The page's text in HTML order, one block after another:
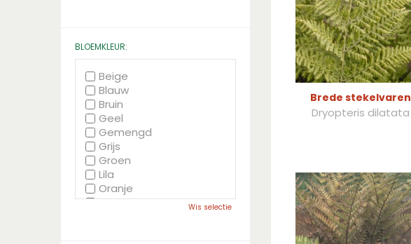
Brede stekelvaren
Dryopteris dilatata
BLOEMKLEUR:
Beige
Blauw
Bruin
Geel
Gemengd
Grijs
Groen
Lila
Oranje
Paars
Wis selectie